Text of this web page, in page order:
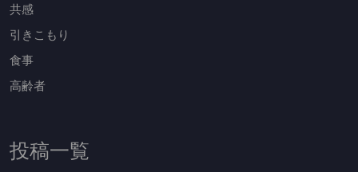
共感
引きこもり
食事
高齢者
投稿一覧